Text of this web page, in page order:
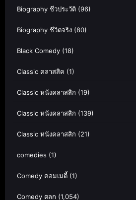
Biography ชีวประวัติ (96)
Biography ชีวิตจริง (80)
Black Comedy (18)
Classic คลาสสิค (1)
Classic หนังคลาสสิก (19)
Classic หนังคลาสสิก (139)
Classic หนังคลาสสิก (21)
comedies (1)
Comedy คอมเมดี้ (1)
Comedy ตลก (1,054)